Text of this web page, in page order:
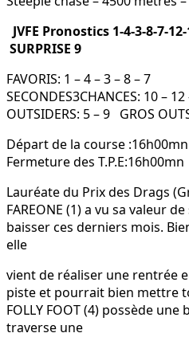
JVFE Pronostics 1-4-3-8-7-
SURPRISE 9
FAVORIS: 1 – 4 – 3 – 8 – 7
SECONDES3CHANCES: 10 – 12
OUTSIDERS: 5 – 9 GROS
Départ de la course :16h00mn
Fermeture des T.P.E:16h00mn
Lauréate du Prix des Drags
FAREONE (1) a vu sa valeur
baisser ces derniers mois.
elle
vient de réaliser une rentrée
piste et pourrait bien mettre
FOLLY FOOT (4) possède
traverse une